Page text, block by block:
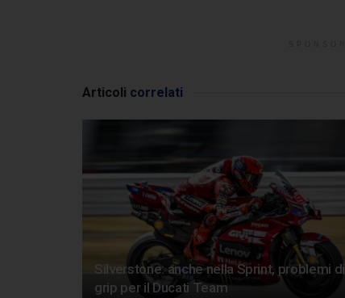
Articoli correlati
Silverstone: anche nella Sprint, problemi di
grip per il Ducati Team